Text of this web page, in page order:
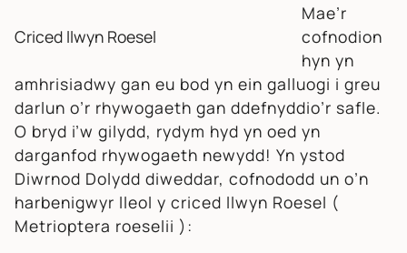
Criced llwyn Roesel
Mae’r
cofnodion
hyn yn
amhrisiadwy gan eu bod yn ein galluogi i greu
darlun o’r rhywogaeth gan ddefnyddio’r safle.
O bryd i’w gilydd, rydym hyd yn oed yn
darganfod rhywogaeth newydd! Yn ystod
Diwrnod Dolydd diweddar, cofnododd un o’n
harbenigwyr lleol y criced llwyn Roesel (
Metrioptera roeselii ):